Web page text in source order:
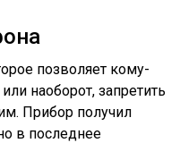
позволяет кому-
наоборот, запретить
Прибор получил
в последнее